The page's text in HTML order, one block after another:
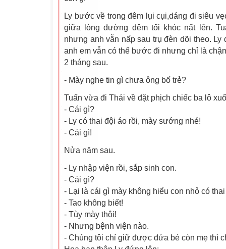
Ly bước về trong đêm lụi cụi,dáng đi siêu
giữa lòng đường đêm tối khóc nất lên.
nhưng anh vẫn nấp sau trụ đèn dõi theo.
anh em vẫn có thể bước đi nhưng chỉ là
2 tháng sau.
- Mày nghe tin gì chưa ông bố trẻ?
Tuấn vừa đi Thái về đặt phịch chiếc ba lô
- Cái gì?
- Ly có thai đội áo rồi, mày sướng nhé!
- Cái gì!
Nửa năm sau.
- Ly nhập viện rồi, sắp sinh con.
- Cái gì?
- Lại là cái gì mày không hiểu con nhỏ có
- Tao không biết!
- Tùy mày thôi!
- Nhưng bệnh viện nào.
- Chúng tôi chỉ giữ được đứa bé còn mẹ thì